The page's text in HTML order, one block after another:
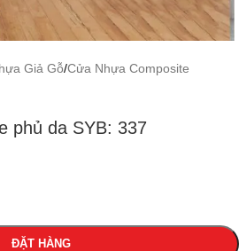
Giả Gỗ/Cửa Nhựa Composite
phủ da SYB: 337
ĐẶT HÀNG